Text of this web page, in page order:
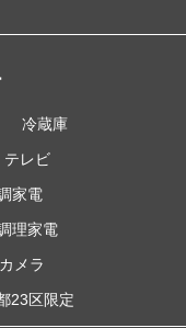
冷蔵庫
テレビ
家電
理家電
メラ
23区限定